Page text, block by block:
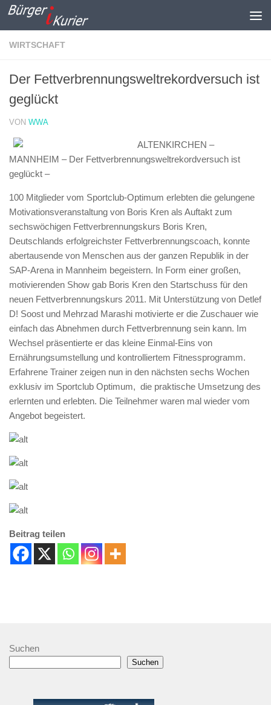
Zum Inhalt springen
WIRTSCHAFT
Der Fettverbrennungsweltrekordversuch ist
geglückt
VON WWA
ALTENKIRCHEN –
MANNHEIM – Der Fettverbrennungsweltrekordversuch ist
geglückt –
100 Mitglieder vom Sportclub-Optimum erlebten die gelungene
Motivationsveranstaltung von Boris Kren als Auftakt zum
sechswöchigen Fettverbrennungskurs Boris Kren,
Deutschlands erfolgreichster Fettverbrennungscoach, konnte
abertausende von Menschen aus der ganzen Republik in der
SAP-Arena in Mannheim begeistern. In Form einer großen,
motivierenden Show gab Boris Kren den Startschuss für den
neuen Fettverbrennungskurs 2011. Mit Unterstützung von Detlef
D! Soost und Mehrzad Marashi motivierte er die Zuschauer wie
einfach das Abnehmen durch Fettverbrennung sein kann. Im
Wechsel präsentierte er das kleine Einmal-Eins von
Ernährungsumstellung und kontrolliertem Fitnessprogramm.
Erfahrene Trainer zeigen nun in den nächsten sechs Wochen
exklusiv im Sportclub Optimum, die praktische Umsetzung des
erlernten und erlebten. Die Teilnehmer waren mal wieder vom
Angebot begeistert.
Beitrag teilen
Suchen
Suchen